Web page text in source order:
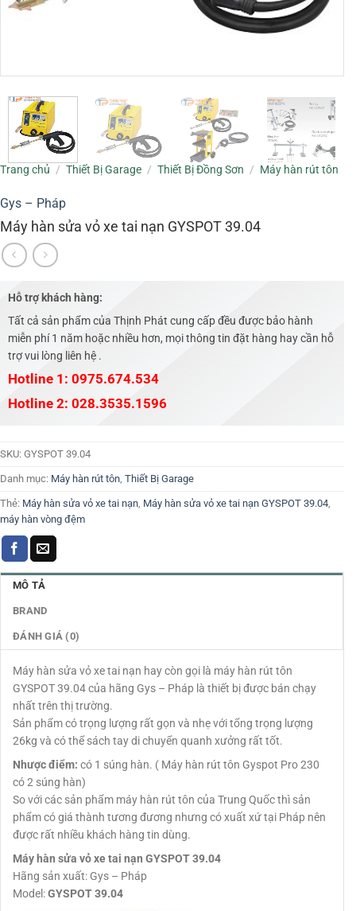
Trang chủ / Thiết Bị Garage / Thiết Bị Đồng Sơn / Máy hàn rút tôn
Gys – Pháp
Máy hàn sửa vỏ xe tai nạn GYSPOT 39.04
Hỗ trợ khách hàng:
Tất cả sản phẩm của Thịnh Phát cung cấp đều được bảo hành
miễn phí 1 năm hoặc nhiều hơn, mọi thông tin đặt hàng hay cần hỗ
trợ vui lòng liên hệ .
Hotline 1: 0975.674.534
Hotline 2: 028.3535.1596
SKU: GYSPOT 39.04
Danh mục: Máy hàn rút tôn, Thiết Bị Garage
Thẻ: Máy hàn sửa vỏ xe tai nạn, Máy hàn sửa vỏ xe tai nạn GYSPOT 39.04,
máy hàn vòng đệm
MÔ TẢ
BRAND
ĐÁNH GIÁ (0)
Máy hàn sửa vỏ xe tai nạn hay còn gọi là máy hàn rút tôn
GYSPOT 39.04 của hãng Gys – Pháp là thiết bị được bán chạy
nhất trên thị trường.
Sản phẩm có trọng lượng rất gọn và nhẹ với tổng trọng lượng
26kg và có thể sách tay di chuyển quanh xưởng rất tốt.
Nhược điểm: có 1 súng hàn. ( Máy hàn rút tôn Gyspot Pro 230
có 2 súng hàn)
So với các sản phẩm máy hàn rút tôn của Trung Quốc thì sản
phẩm có giá thành tương đương nhưng có xuất xứ tại Pháp nên
được rất nhiều khách hàng tin dùng.
Máy hàn sửa vỏ xe tai nạn GYSPOT 39.04
Hãng sản xuất: Gys – Pháp
Model:GYSPOT 39.04